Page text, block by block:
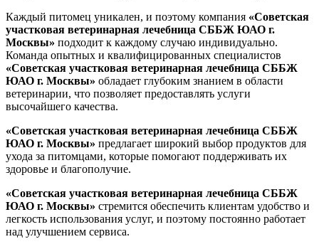
Каждый питомец уникален, и поэтому компания «Советская
участковая ветеринарная лечебница СББЖ ЮАО г.
Москвы» подходит к каждому случаю индивидуально.
Команда опытных и квалифицированных специалистов
«Советская участковая ветеринарная лечебница СББЖ
ЮАО г. Москвы» обладает глубоким знанием в области
ветеринарии, что позволяет предоставлять услуги
высочайшего качества.
«Советская участковая ветеринарная лечебница СББЖ
ЮАО г. Москвы» предлагает широкий выбор продуктов для
ухода за питомцами, которые помогают поддерживать их
здоровье и благополучие.
«Советская участковая ветеринарная лечебница СББЖ
ЮАО г. Москвы» стремится обеспечить клиентам удобство и
легкость использования услуг, и поэтому постоянно работает
над улучшением сервиса.